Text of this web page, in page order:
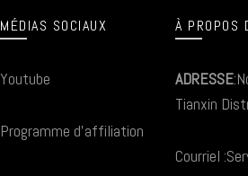
MÉDIAS SOCIAUX
Youtube
Programme d'affiliation
À PROPOS
ADRESSE
Tianxin
Courriel